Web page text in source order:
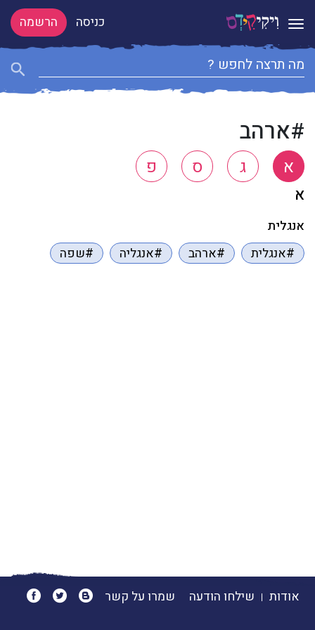
Toggle navigation כניסה הרשמה
#ארהב
א ג ס פ
א
אנגלית
#אנגלית
#ארהב #אנגליה #שפה
אודות שילחו הודעה שמרו על קשר